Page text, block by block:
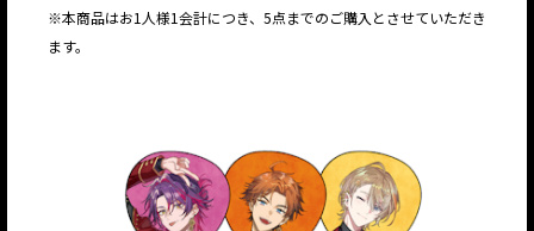
※本商品はお1人様1会計につき、5点までのご購入とさせていただき
ます。